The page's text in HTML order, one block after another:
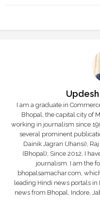
I am a graduate in
Bhopal, the capital city of
working in journalism since
several prominent
Dainik Jagran (Jhansi),
(Bhopal); Since 2012, I
journalism. I am the
bhopalsamachar.com,
leading Hindi news portals
news from Bhopal, Indore,